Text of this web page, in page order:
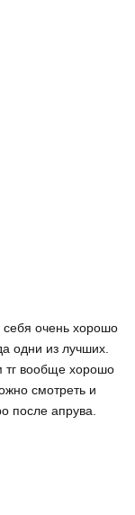
очень хорошо
одни из лучших.
тг вообще хорошо
смотреть и
после апрува.